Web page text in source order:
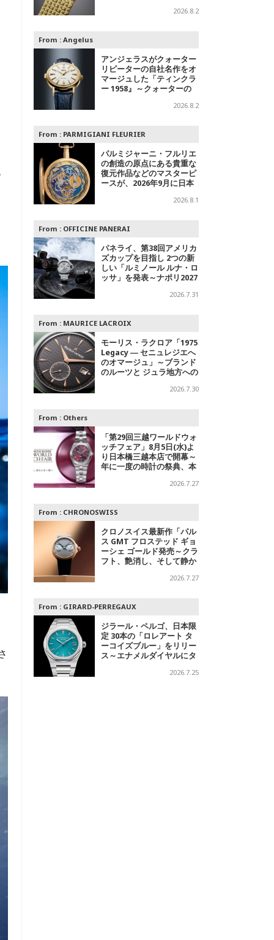
字盤＋スチールの2モデル
2026.8.2
From : Angelus
アンジェラスがクォーター
リピーターの自社名作をオ
マージュした「ティンクラ
ー 1958』～クォーターの
2026.8.2
From : PARMIGIANI FLEURIER
パルミジャーニ・フルリエ
の創造の原点にある貴重な
復元作品などのマスターピ
ースが、2026年9月に日本
2026.8.1
From : OFFICINE PANERAI
パネライ、第38回アメリカ
ズカップを目指し 2つの新
しい「ルミノール ルナ・ロ
ッサ」を発表～ナポリ2027
2026.7.31
From : MAURICE LACROIX
モーリス・ラクロア「1975
Legacy ― セニュレジエへ
のオマージュ」～ブランド
のルーツと ジュラ地方への
2026.7.30
From : Others
「第29回三越ワールドウォ
ッチフェア」8月5日(水)よ
り日本橋三越本店で開幕～
年に一度の時計の祭典、本
ャルエキシビジョンも2026.7.27
From : CHRONOSWISS
クロノスイス最新作「パル
ス GMT フロステッド ギョ
ーシェ ゴールド発売～クラ
フト、艶消し、そして静か
2026.7.27
From : GIRARD-PERREGAUX
ジラール・ペルゴ、日本限
定 30本の「ロレアート タ
ーコイズブルー」をリリー
ス～エナメルダイヤルにタ
2026.7.25